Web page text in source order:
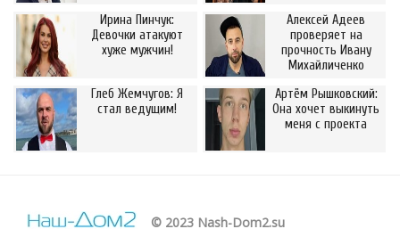
Ирина Пинчук:
Девочки атакуют
хуже мужчин!
Алексей Адеев
проверяет на
прочность Ивану
Михайличенко
Глеб Жемчугов: Я
стал ведущим!
Артём Рышковский:
Она хочет выкинуть
меня с проекта
© 2023 Nash-Dom2.su